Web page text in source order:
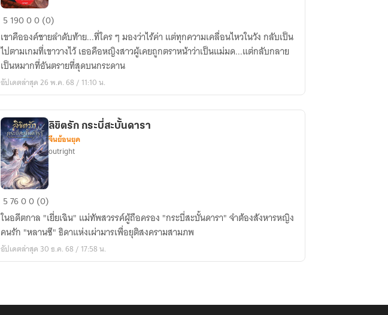
ข้า
แหละ…
องค์
ชาย
อันดับ
(ที่
สาว
ๆ
รุม
ตาม
โดย
ไม่
ตั้งใจ)
5 19000 (0)
เขาคือองค์ชายลำดับท้าย...ที่ใคร ๆ มองว่าไร้ค่า แต่ทุกความเคลื่อนไหวในวัง กลับเป็น
ไปตามเกมที่เขาวางไว้ เธอคือหญิงสาวผู้เคยถูกตราหน้าว่าเป็นแม่มด...แต่กลับกลาย
เป็นหมากที่อันตรายที่สุดบนกระดาน
อัปเดตล่าสุด 26 พ.ค. 68 / 11:10 น.
ลิขิต
รัก
กระบี่
สะบั้น
ดารา
ลิขิตรัก กระบี่สะบั้นดารา
จีนย้อนยุค
outright
57600 (0)
ในอดีตกาล "เยี่ยเฉิน" แม่ทัพสวรรค์ผู้ถือครอง "กระบี่สะบั้นดารา" จำต้องสังหารหญิง
คนรัก "หลานซี" ธิดาแห่งเผ่ามารเพื่อยุติสงครามสามภพ
อัปเดตล่าสุด 30 ธ.ค. 68 / 17:58 น.